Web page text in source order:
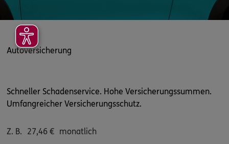
Autoversicherung
Schneller Schadenservice. Hohe Versicherungssummen.
Umfangreicher Versicherungsschutz.
Z. B. 27,46 € monatlich